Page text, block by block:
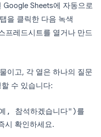
Google Sheets에 자동으로
을 클릭한 다음 녹색
프레드시트를 열거나 만드
이고, 각 열은 하나의 질문
수 있습니다:
, 참석하겠습니다")를
시 확인하세요.